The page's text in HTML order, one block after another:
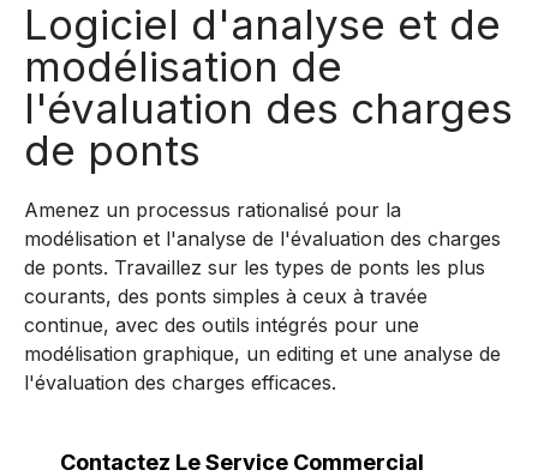
Logiciel d'analyse et de
modélisation de
l'évaluation des charges
de ponts
Amenez un processus rationalisé pour la
modélisation et l'analyse de l'évaluation des charges
de ponts. Travaillez sur les types de ponts les plus
courants, des ponts simples à ceux à travée
continue, avec des outils intégrés pour une
modélisation graphique, un editing et une analyse de
l'évaluation des charges efficaces.
Contactez Le Service Commercial